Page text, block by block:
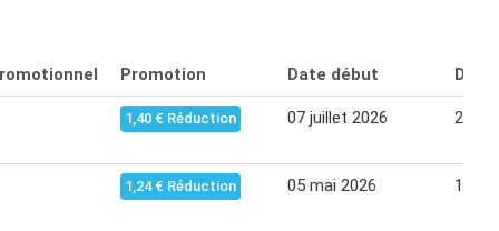
Promotion Date début Date
1,40 € Réduction 07 juillet 2026 27
1,24 € Réduction 05 mai 2026 18